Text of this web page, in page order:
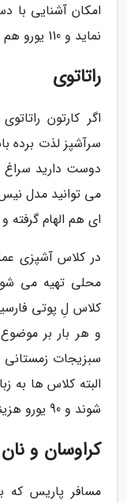
نماید و 110 یورو هم هزینه دارد.
راتاتوی
اگر کارتون
سرآشپز لذت برده
دوست دارید سراغ
می توانید مدل نیس
ای هم الهام
در کلاس آشپزی
محلی تهیه می
و هر بار بر موضوع
سبزیجات
البته کلاس ها به
شوند و 90 یورو هزینه دارند.
کراوسان و
مسافر پاریس که